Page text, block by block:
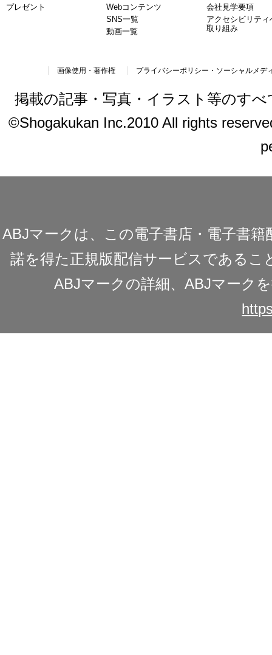
プレゼント
Webコンテンツ
SNS一覧
動画一覧
会社見学要項
アクセシビリティ
取り組み
画像使用・著作権 プライバシーポリシー・ソーシャルメデ
掲載の記事・写真・イラスト等のす
©Shogakukan Inc.2010 All rights
ABJマークは、この電子書店・電子書
諾を得た正規版配信サービスであるこ
ABJマークの詳細、ABJマーク